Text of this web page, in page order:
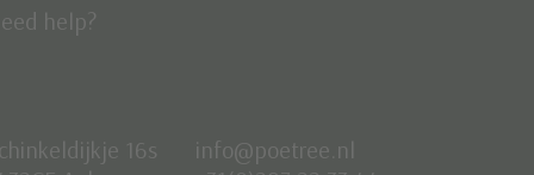
help?
16s
info@poetree.nl